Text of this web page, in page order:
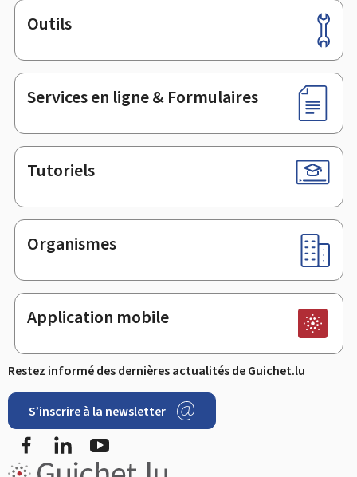
Pied
de
page
Outils
Services en ligne & Formulaires
Tutoriels
Organismes
Application mobile
Restez informé des dernières actualités de Guichet.lu
S’inscrire à la newsletter
FacebookLinkedIn